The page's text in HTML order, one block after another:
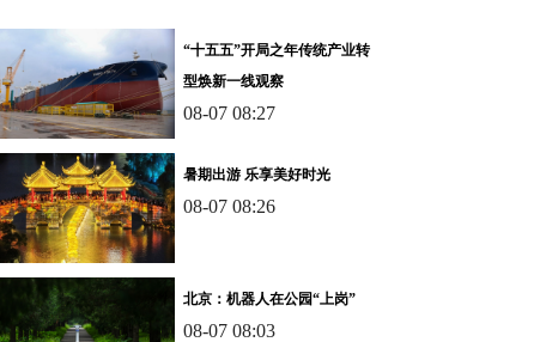
“十五五”开局之年传统产业转
型焕新一线观察
08-07 08:27
暑期出游 乐享美好时光
08-07 08:26
北京：机器人在公园“上岗”
08-07 08:03